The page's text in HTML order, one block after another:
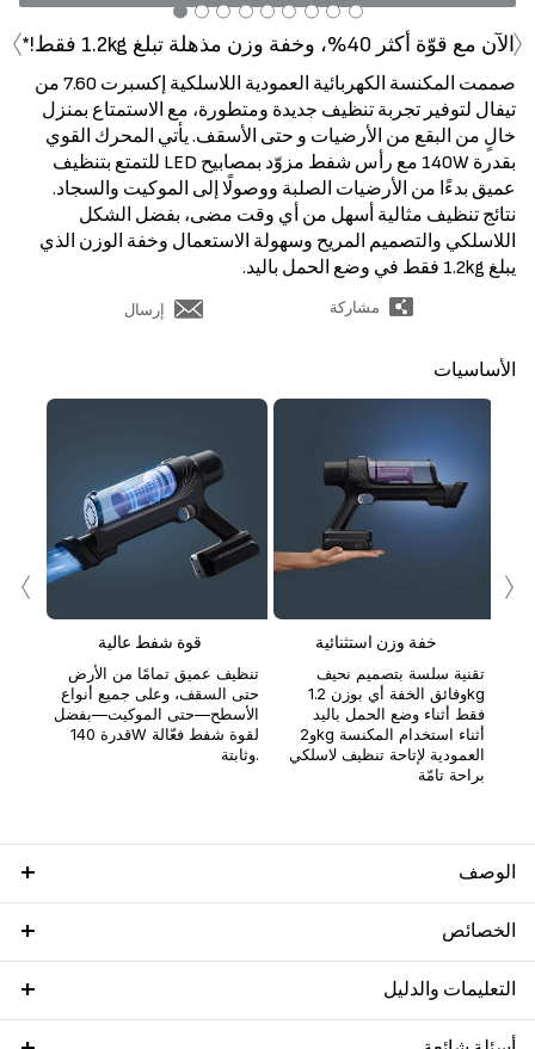
‹ ›الآن مع قوّة أكثر 40%، وخفة وزن مذهلة تبلغ 1.2kg فقط!*
صممت المكنسة الكهربائية العمودية اللاسلكية إكسبرت 7.60 من
تيفال لتوفير تجربة تنظيف جديدة ومتطورة، مع الاستمتاع بمنزل
خالٍ من البقع من الأرضيات و حتى الأسقف. يأتي المحرك القوي
بقدرة 140W مع رأس شفط مزوّد بمصابيح LED للتمتع بتنظيف
عميق بدءًا من الأرضيات الصلبة ووصولًا إلى الموكيت والسجاد.
نتائج تنظيف مثالية أسهل من أي وقت مضى، بفضل الشكل
اللاسلكي والتصميم المريح وسهولة الاستعمال وخفة الوزن الذي
يبلغ 1.2kg فقط في وضع الحمل باليد.
مشاركة إرسال
الأساسيات
قوة شفط عالية
تنظيف عميق تمامًا من الأرض
حتى السقف، وعلى جميع أنواع
الأسطح—حتى الموكيت—بفضل
قدرة 140W لقوة شفط فعّالة
وثابتة.
خفة وزن استثنائية
تقنية سلسة بتصميم نحيف
وفائق الخفة أي بوزن 1.2kg
فقط أثناء وضع الحمل باليد
و2kg أثناء استخدام المكنسة
العمودية لإتاحة تنظيف لاسلكي
براحة تامّة
واحدة طويلة الأمد تصل حتى 45
‹ ›
الوصف
الخصائص
التعليمات والدليل